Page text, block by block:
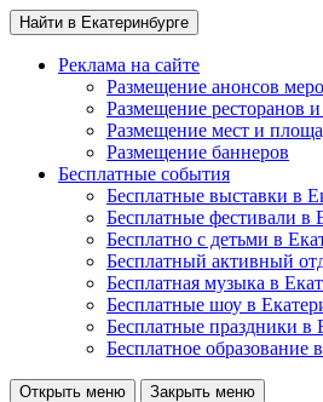
Найти в Екатеринбурге
Реклама на сайте
Размещение анонсов
Размещение ресторанов
Размещение мест и
Размещение баннеров
Бесплатные события
Бесплатные выставки в
Бесплатные фестивали в
Бесплатно с детьми в
Бесплатный активный
Бесплатная музыка в
Бесплатные шоу в
Бесплатные праздники в
Бесплатное образование
Открыть меню Закрыть меню